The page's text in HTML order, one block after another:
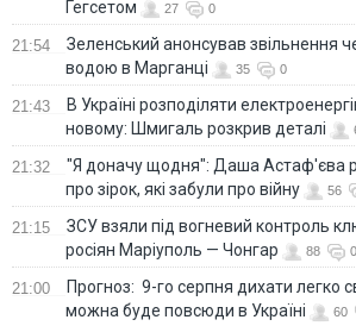
Гегсетом
27 0
21:54
Зеленський анонсував звільнення
водою в Марганці
35 0
21:43
В Україні розподіляти
новому: Шмигаль розкрив деталі
21:32
"Я доначу щодня": Даша Астаф'єва
про зірок, які забули про війну
56
21:15
ЗСУ взяли під вогневий контроль
росіян Маріуполь — Чонгар
88 0
21:00
Прогноз: 9-го серпня дихати легко
можна буде повсюди в Україні
60